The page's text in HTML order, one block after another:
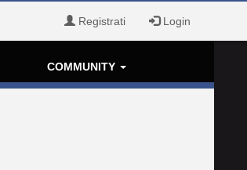
Registrati Login
COMMUNITY